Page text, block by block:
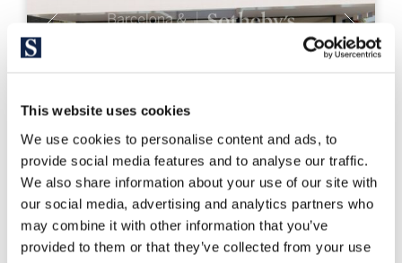
This website uses cookies
We use cookies to personalise content and ads, to
provide social media features and to analyse our traffic.
We also share information about your use of our site with
our social media, advertising and analytics partners who
may combine it with other information that you’ve
provided to them or that they’ve collected from your use
5.850.000 € Casa unifamiliar
Barcelona Costa Norte/Maresme - Teià